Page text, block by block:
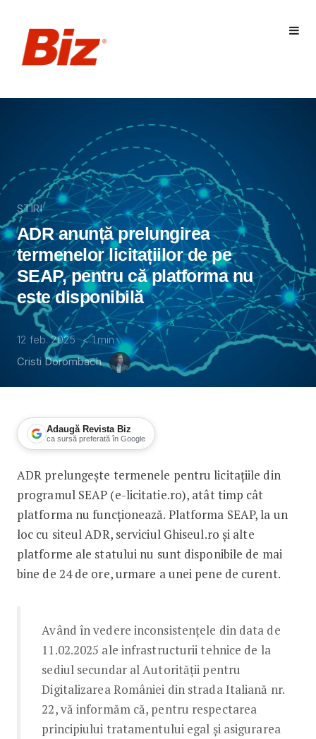
STIRI
ADR anunță prelungirea
termenelor licitațiilor de pe
SEAP, pentru că platforma nu
este disponibilă
12 feb. 2025 < 1min
Cristi Dorombach
Adaugă Revista Biz
ca sursă preferată în Google
ADR anunță prelungirea termenelor
ADR prelungește termenele pentru licitațiile din
programul SEAP (e-licitatie.ro), atât timp cât
platforma nu funcționează. Platforma SEAP, la un
loc cu siteul ADR, serviciul Ghiseul.ro și alte
platforme ale statului nu sunt disponibile de mai
bine de 24 de ore, urmare a unei pene de curent.
Având în vedere inconsistențele din data de
11.02.2025 ale infrastructurii tehnice de la
sediul secundar al Autorității pentru
Digitalizarea României din strada Italiană nr.
22, vă informăm că, pentru respectarea
principiului tratamentului egal și asigurarea